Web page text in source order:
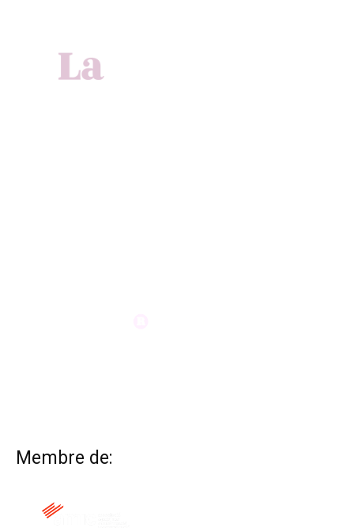
Membre de: